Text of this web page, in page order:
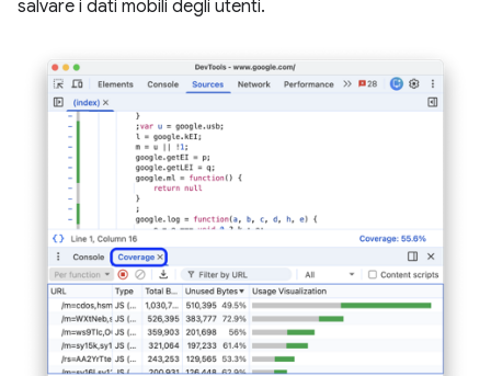
salvare i dati mobili degli utenti.